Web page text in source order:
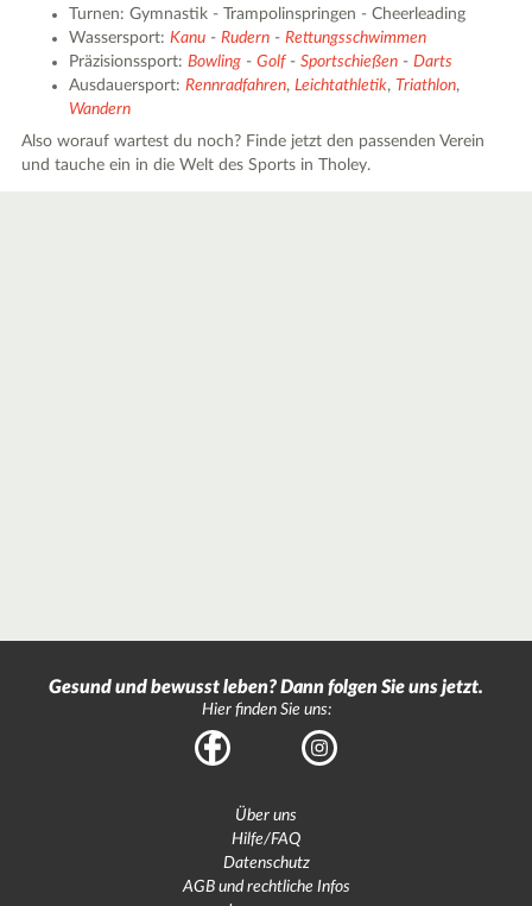
Turnen: Gymnastik - Trampolinspringen - Cheerleading
Wassersport:Kanu -Rudern -Rettungsschwimmen
Präzisionssport:Bowling -Golf-Sportschießen -Darts
Ausdauersport:Rennradfahren,Leichtathletik,Triathlon,
Wandern
Also worauf wartest du noch? Finde jetzt den passenden Verein
und tauche ein in die Welt des Sports in Tholey.
Gesund und bewusst leben? Dann folgen Sie uns jetzt.
Hier finden Sie uns:
Facebook Instagram
Über uns
Hilfe/FAQ
Datenschutz
AGB und rechtliche Infos